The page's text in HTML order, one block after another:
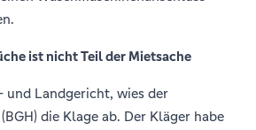
ist nicht Teil der Mietsache
und Landgericht, wies der
die Klage ab. Der Kläger habe